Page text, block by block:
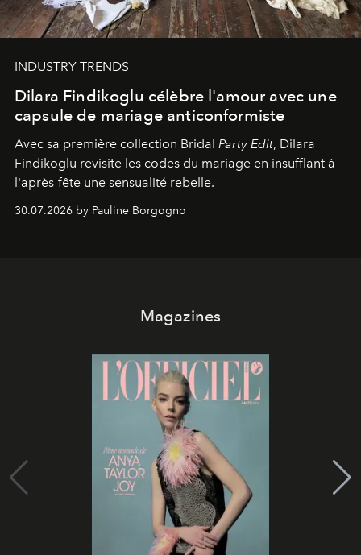
INDUSTRY TRENDS
Dilara Findikoglu célèbre l'amour avec une
capsule de mariage anticonformiste
Avec sa première collection Bridal Party Edit, Dilara
Findikoglu revisite les codes du mariage en insufflant à
l'après-fête une sensualité rebelle.
30.07.2026 by Pauline Borgogno
Magazines